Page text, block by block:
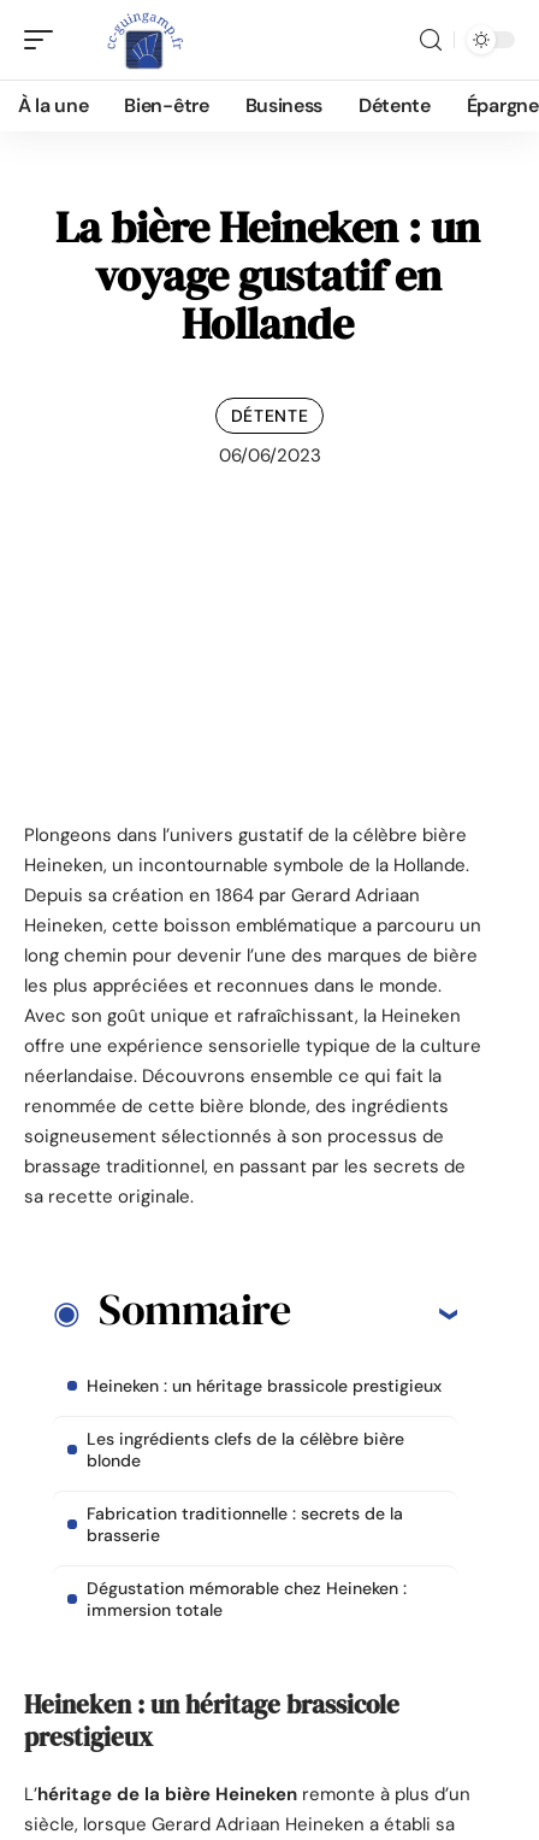
À la une Bien-être Business Détente Épargne
La bière Heineken : un
voyage gustatif en
Hollande
DÉTENTE
06/06/2023
Plongeons dans l’univers gustatif de la célèbre bière
Heineken, un incontournable symbole de la Hollande.
Depuis sa création en 1864 par Gerard Adriaan
Heineken, cette boisson emblématique a parcouru un
long chemin pour devenir l’une des marques de bière
les plus appréciées et reconnues dans le monde.
Avec son goût unique et rafraîchissant, la Heineken
offre une expérience sensorielle typique de la culture
néerlandaise. Découvrons ensemble ce qui fait la
renommée de cette bière blonde, des ingrédients
soigneusement sélectionnés à son processus de
brassage traditionnel, en passant par les secrets de
sa recette originale.
Sommaire
Heineken : un héritage brassicole prestigieux
Les ingrédients clefs de la célèbre bière
blonde
Fabrication traditionnelle : secrets de la
brasserie
Dégustation mémorable chez Heineken :
immersion totale
Heineken : un héritage brassicole
prestigieux
L’héritage de la bière Heineken remonte à plus d’un
siècle, lorsque Gerard Adriaan Heineken a établi sa